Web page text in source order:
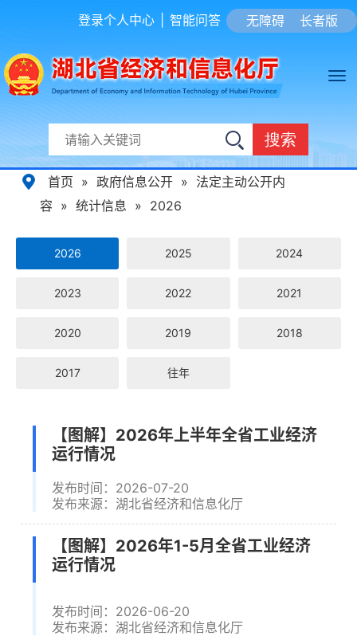
无障碍 长者版
登录个人中心 智能问答
搜索
首页 » 政府信息公开 » 法定主动公开内
容 » 统计信息 » 2026
2026 2025 2024
2023 2022 2021
2020 2019 2018
2017 往年
【图解】2026年上半年全省工业经济
运行情况
发布时间：2026-07-20
发布来源：湖北省经济和信息化厅
【图解】2026年1-5月全省工业经济
运行情况
发布时间：2026-06-20
发布来源：湖北省经济和信息化厅